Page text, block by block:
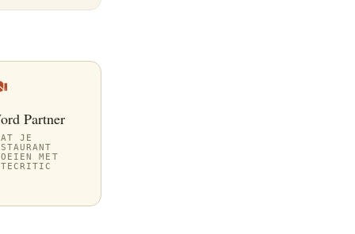
Partner
JE
MET